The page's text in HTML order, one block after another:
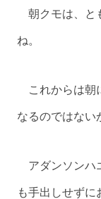
朝クモは、と
ね。
これからは朝
なるのではない
アダンソンハ
も手出しせずに